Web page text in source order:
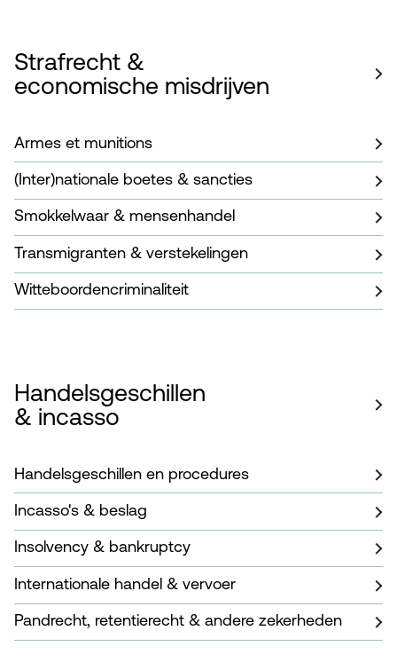
Strafrecht &
economische misdrijven
Armes et munitions
(Inter)nationale boetes & sancties
Smokkelwaar & mensenhandel
Transmigranten & verstekelingen
Witteboordencriminaliteit
Handelsgeschillen
& incasso
Handelsgeschillen en procedures
Incasso's & beslag
Insolvency & bankruptcy
Internationale handel & vervoer
Pandrecht, retentierecht & andere zekerheden